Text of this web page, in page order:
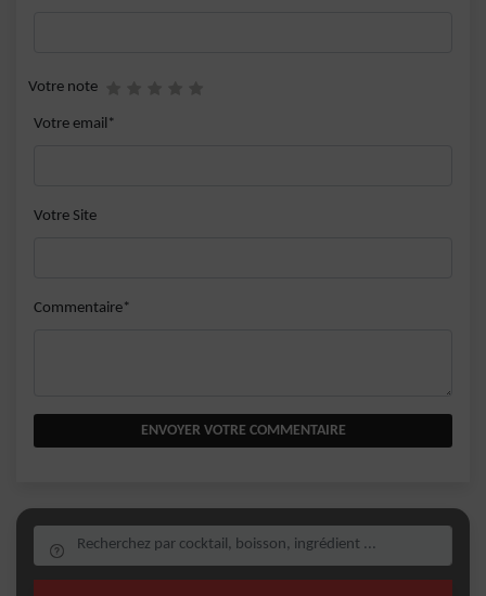
Votre note
Votre email*
Votre Site
Commentaire*
ENVOYER VOTRE COMMENTAIRE